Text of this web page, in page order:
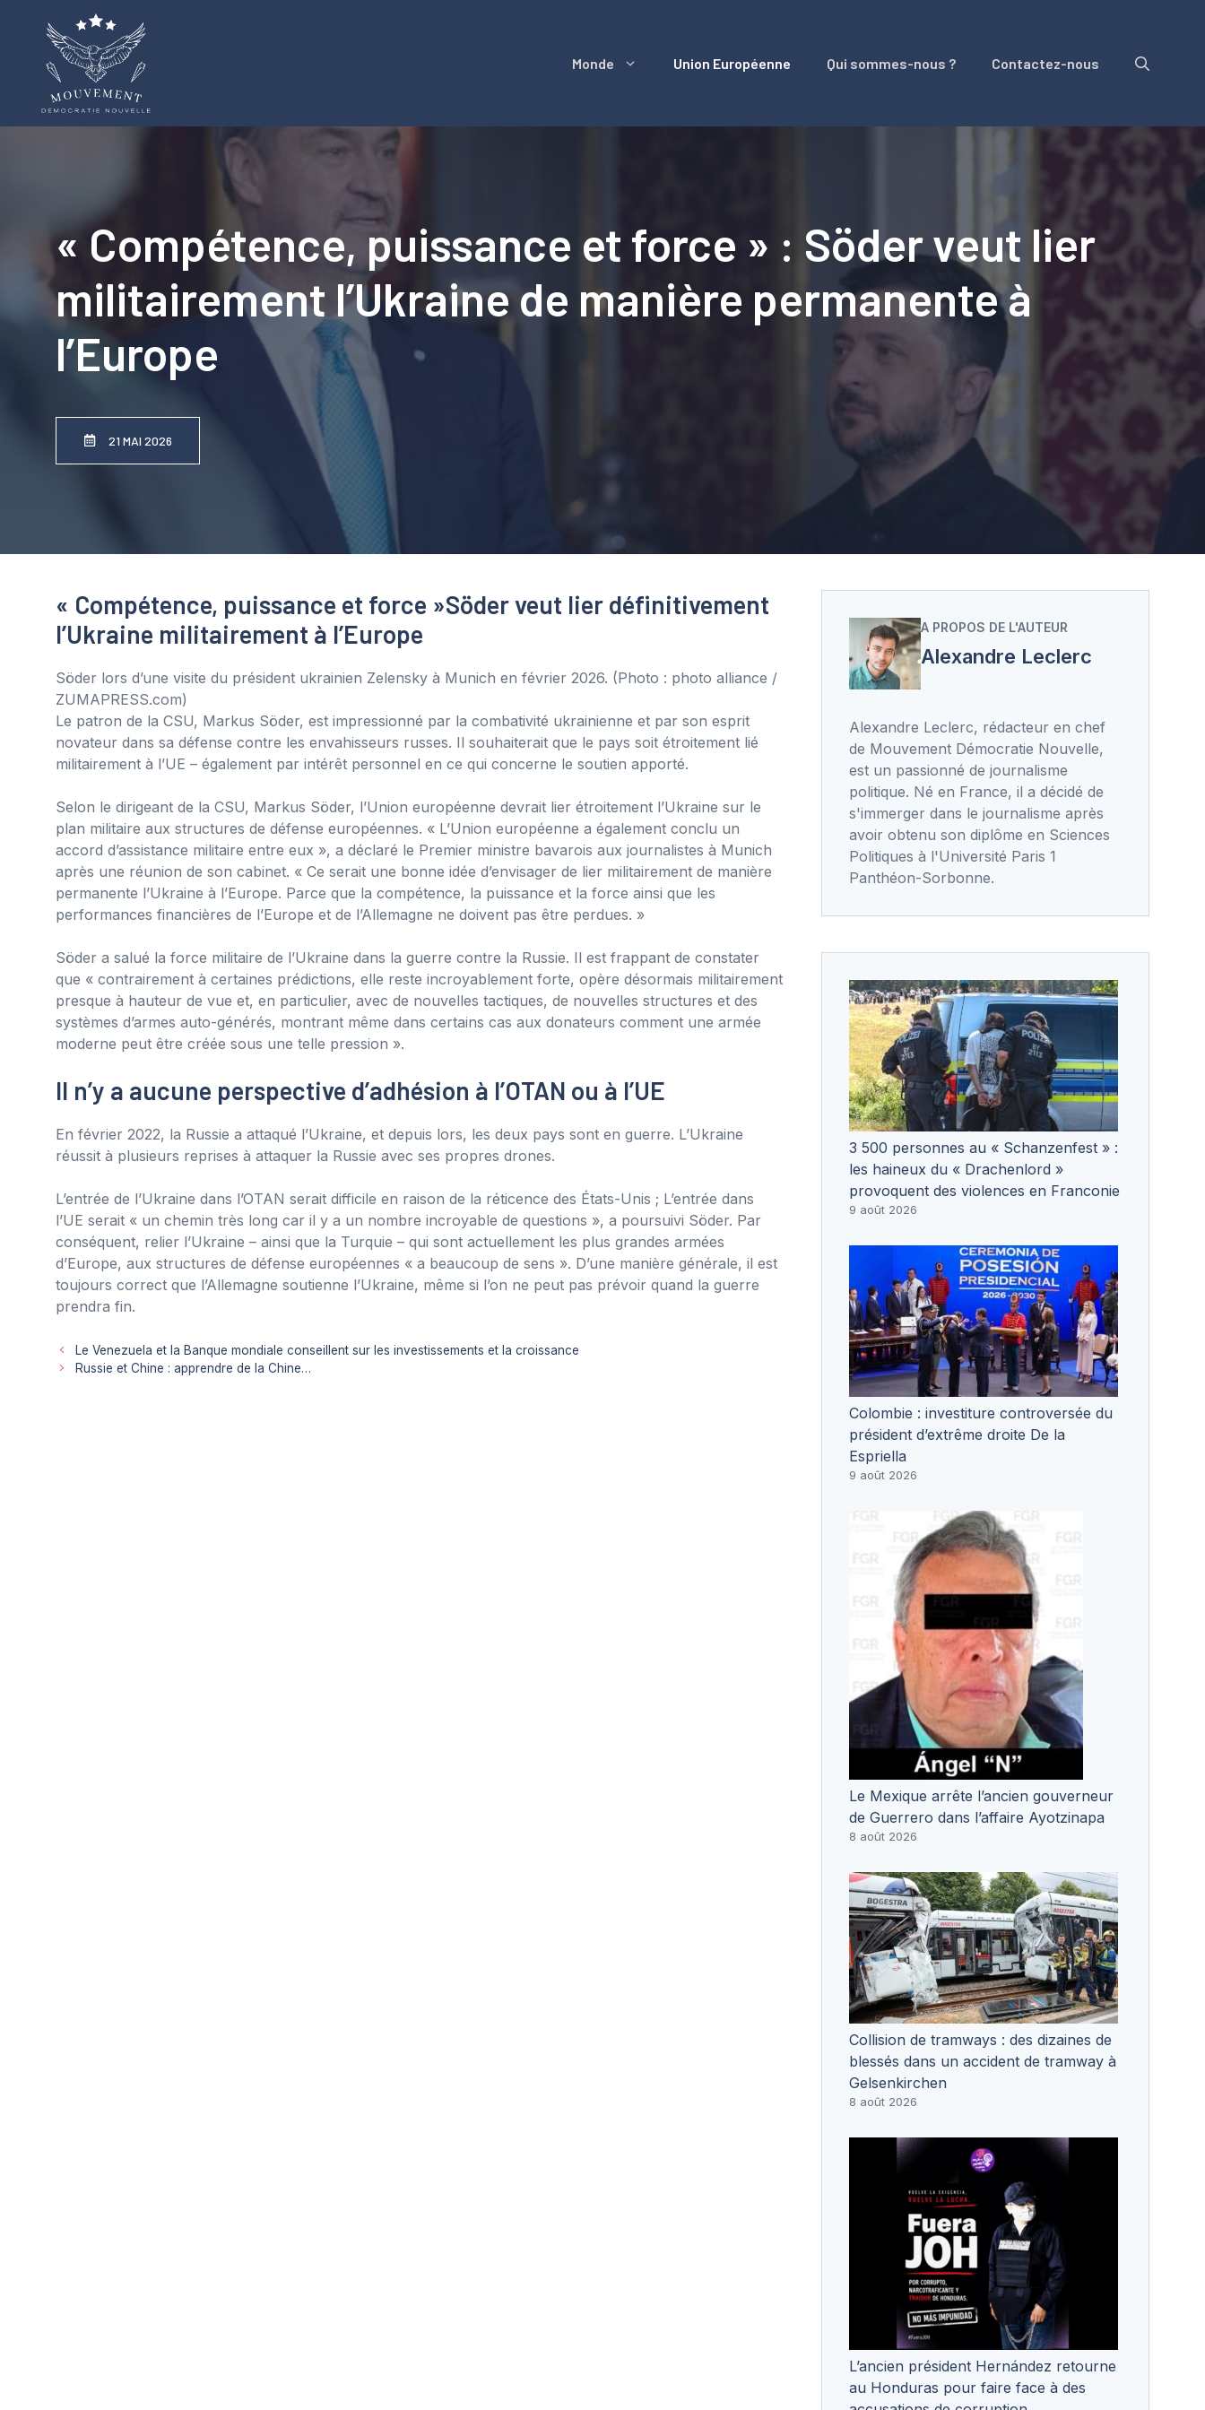
Monde Union Européenne Qui sommes-nous ? Contactez-nous
« Compétence, puissance et force » : Söder veut lier
militairement l’Ukraine de manière permanente à
l’Europe
21 MAI 2026
« Compétence, puissance et force »Söder veut lier définitivement
l’Ukraine militairement à l’Europe
Söder lors d’une visite du président ukrainien Zelensky à Munich en février 2026. (Photo : photo alliance /
ZUMAPRESS.com)
Le patron de la CSU, Markus Söder, est impressionné par la combativité ukrainienne et par son esprit
novateur dans sa défense contre les envahisseurs russes. Il souhaiterait que le pays soit étroitement lié
militairement à l’UE – également par intérêt personnel en ce qui concerne le soutien apporté.
Selon le dirigeant de la CSU, Markus Söder, l’Union européenne devrait lier étroitement l’Ukraine sur le
plan militaire aux structures de défense européennes. « L’Union européenne a également conclu un
accord d’assistance militaire entre eux », a déclaré le Premier ministre bavarois aux journalistes à Munich
après une réunion de son cabinet. « Ce serait une bonne idée d’envisager de lier militairement de manière
permanente l’Ukraine à l’Europe. Parce que la compétence, la puissance et la force ainsi que les
performances financières de l’Europe et de l’Allemagne ne doivent pas être perdues. »
Söder a salué la force militaire de l’Ukraine dans la guerre contre la Russie. Il est frappant de constater
que « contrairement à certaines prédictions, elle reste incroyablement forte, opère désormais militairement
presque à hauteur de vue et, en particulier, avec de nouvelles tactiques, de nouvelles structures et des
systèmes d’armes auto-générés, montrant même dans certains cas aux donateurs comment une armée
moderne peut être créée sous une telle pression ».
Il n’y a aucune perspective d’adhésion à l’OTAN ou à l’UE
En février 2022, la Russie a attaqué l’Ukraine, et depuis lors, les deux pays sont en guerre. L’Ukraine
réussit à plusieurs reprises à attaquer la Russie avec ses propres drones.
L’entrée de l’Ukraine dans l’OTAN serait difficile en raison de la réticence des États-Unis ; L’entrée dans
l’UE serait « un chemin très long car il y a un nombre incroyable de questions », a poursuivi Söder. Par
conséquent, relier l’Ukraine – ainsi que la Turquie – qui sont actuellement les plus grandes armées
d’Europe, aux structures de défense européennes « a beaucoup de sens ». D’une manière générale, il est
toujours correct que l’Allemagne soutienne l’Ukraine, même si l’on ne peut pas prévoir quand la guerre
prendra fin.
Le Venezuela et la Banque mondiale conseillent sur les investissements et la croissance
Russie et Chine : apprendre de la Chine…
A PROPOS DE L'AUTEUR
Alexandre Leclerc
Alexandre Leclerc, rédacteur en chef
de Mouvement Démocratie Nouvelle,
est un passionné de journalisme
politique. Né en France, il a décidé de
s'immerger dans le journalisme après
avoir obtenu son diplôme en Sciences
Politiques à l'Université Paris 1
Panthéon-Sorbonne.
3 500 personnes au « Schanzenfest » :
les haineux du « Drachenlord »
provoquent des violences en Franconie
9 août 2026
Colombie : investiture controversée du
président d’extrême droite De la
Espriella
9 août 2026
Le Mexique arrête l’ancien gouverneur
de Guerrero dans l’affaire Ayotzinapa
8 août 2026
Collision de tramways : des dizaines de
blessés dans un accident de tramway à
Gelsenkirchen
8 août 2026
L’ancien président Hernández retourne
au Honduras pour faire face à des